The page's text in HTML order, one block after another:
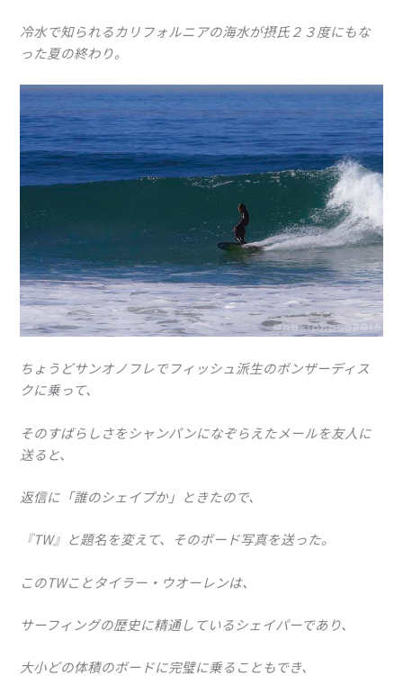
冷水で知られるカリフォルニアの海水が摂氏２３度にもな
った夏の終わり。
ちょうどサンオノフレでフィッシュ派生のボンザーディス
クに乗って、
そのすばらしさをシャンパンになぞらえたメールを友人に
送ると、
返信に「誰のシェイプか」ときたので、
『TW』と題名を変えて、そのボード写真を送った。
このTWことタイラー・ウオーレンは、
サーフィングの歴史に精通しているシェイパーであり、
大小どの体積のボードに完璧に乗ることもでき、